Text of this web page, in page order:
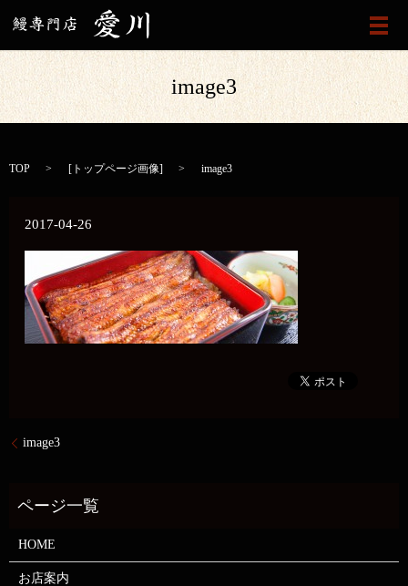
メ
image3
TOP [ トップページ画像] image3
2017-04-26
image3
HOME
お店案内